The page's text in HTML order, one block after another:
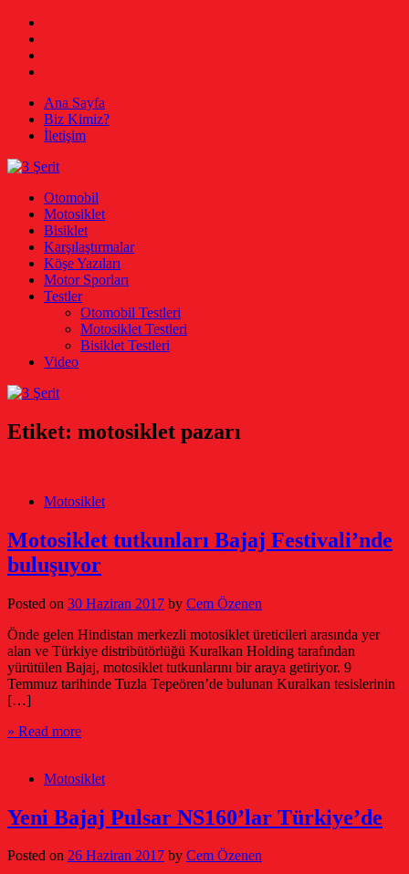
Skip
content
Ana Sayfa
Biz Kimiz?
İletişim
3 Şerit
Otomobil, Motosiklet, Bisiklet
Otomobil
Motosiklet
Bisiklet
Karşılaştırmalar
Köşe Yazıları
Motor Sporları
Testler
Otomobil Testleri
Motosiklet Testleri
Bisiklet Testleri
Video
Etiket: motosiklet pazarı
Motosiklet
Motosiklet tutkunları Bajaj Festivali’nde
buluşuyor
Posted on 30 Haziran 2017 by Cem Özenen
Önde gelen Hindistan merkezli motosiklet üreticileri arasında yer
alan ve Türkiye distribütörlüğü Kuralkan Holding tarafından
yürütülen Bajaj, motosiklet tutkunlarını bir araya getiriyor. 9
Temmuz tarihinde Tuzla Tepeören’de bulunan Kuralkan tesislerinin
[…]
» Read more
Motosiklet
Yeni Bajaj Pulsar NS160’lar Türkiye’de
Posted on 26 Haziran 2017 by Cem Özenen